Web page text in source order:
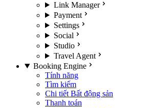
Link Manager
Payment
Settings
Social
Studio
Travel Agent
Booking Engine
Tính năng
Tìm kiếm
Chi tiết Bất động sản
Thanh toán